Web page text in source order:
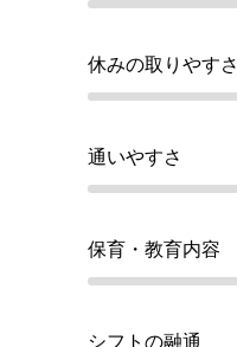
休みの取りやすさ
通いやすさ
保育・教育内容
シフトの融通